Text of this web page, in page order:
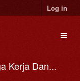
Log in
Kerja Dan...